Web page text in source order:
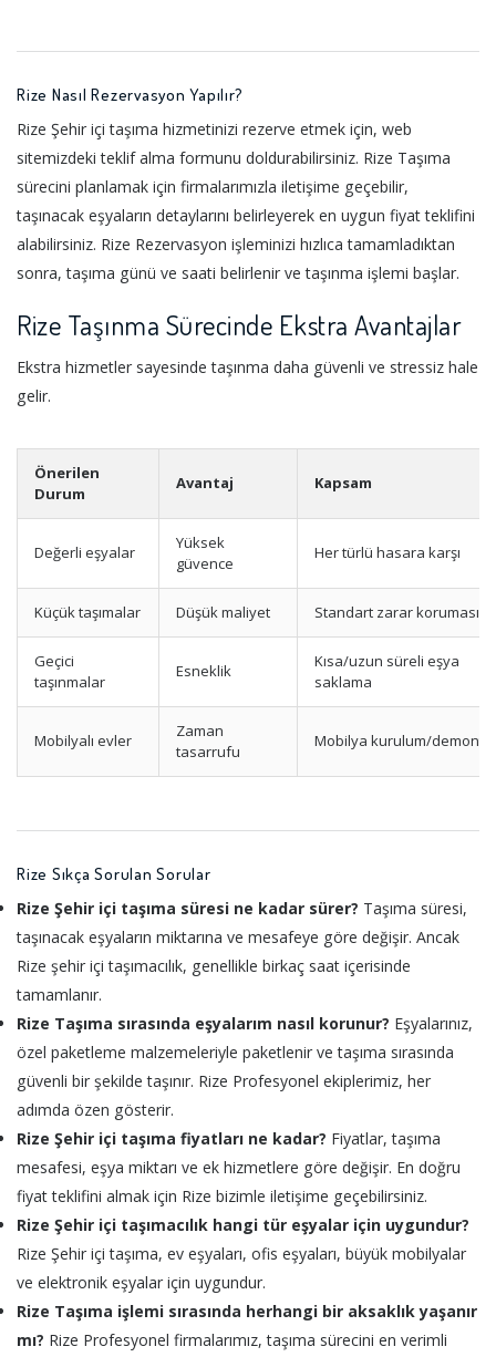
Rize Nasıl Rezervasyon Yapılır?
Rize Şehir içi taşıma hizmetinizi rezerve etmek için, web
sitemizdeki teklif alma formunu doldurabilirsiniz. Rize Taşıma
sürecini planlamak için firmalarımızla iletişime geçebilir,
taşınacak eşyaların detaylarını belirleyerek en uygun fiyat teklifini
alabilirsiniz. Rize Rezervasyon işleminizi hızlıca tamamladıktan
sonra, taşıma günü ve saati belirlenir ve taşınma işlemi başlar.
Rize Taşınma Sürecinde Ekstra Avantajlar
Ekstra hizmetler sayesinde taşınma daha güvenli ve stressiz hale
gelir.
Önerilen
Durum
Avantaj Kapsam
Değerli eşyalar
Yüksek
güvence
Her türlü hasara karşı
Küçük taşımalar Düşük maliyet Standart zarar koruması
Geçici
taşınmalar
Esneklik
Kısa/uzun süreli eşya
saklama
Mobilyalı evler
Zaman
tasarrufu
Mobilya kurulum/demontaj
Rize Sıkça Sorulan Sorular
Rize Şehir içi taşıma süresi ne kadar sürer? Taşıma süresi,
taşınacak eşyaların miktarına ve mesafeye göre değişir. Ancak
Rize şehir içi taşımacılık, genellikle birkaç saat içerisinde
tamamlanır.
Rize Taşıma sırasında eşyalarım nasıl korunur? Eşyalarınız,
özel paketleme malzemeleriyle paketlenir ve taşıma sırasında
güvenli bir şekilde taşınır. Rize Profesyonel ekiplerimiz, her
adımda özen gösterir.
Rize Şehir içi taşıma fiyatları ne kadar? Fiyatlar, taşıma
mesafesi, eşya miktarı ve ek hizmetlere göre değişir. En doğru
fiyat teklifini almak için Rize bizimle iletişime geçebilirsiniz.
Rize Şehir içi taşımacılık hangi tür eşyalar için uygundur?
Rize Şehir içi taşıma, ev eşyaları, ofis eşyaları, büyük mobilyalar
ve elektronik eşyalar için uygundur.
Rize Taşıma işlemi sırasında herhangi bir aksaklık yaşanır
mı? Rize Profesyonel firmalarımız, taşıma sürecini en verimli